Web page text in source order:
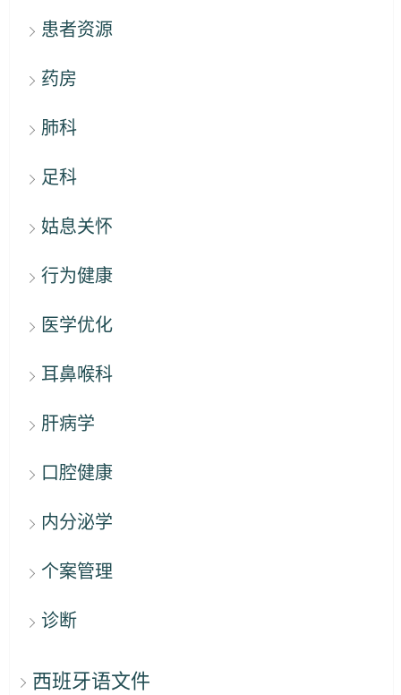
患者资源
药房
肺科
足科
姑息关怀
行为健康
医学优化
耳鼻喉科
肝病学
口腔健康
内分泌学
个案管理
诊断
西班牙语文件